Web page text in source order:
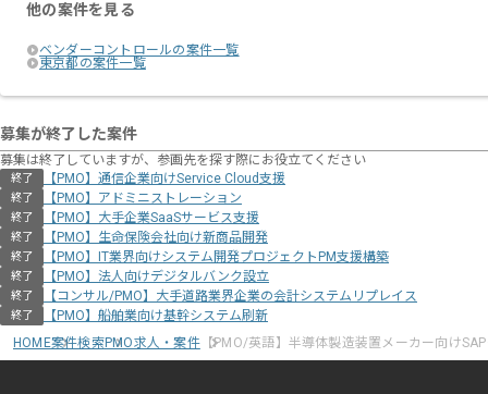
他の案件を見る
ベンダーコントロールの案件一覧
東京都の案件一覧
募集が終了した案件
募集は終了していますが、参画先を探す際にお役立てください
終了 【PMO】通信企業向けService Cloud支援
終了 【PMO】アドミニストレーション
終了 【PMO】大手企業SaaSサービス支援
終了 【PMO】生命保険会社向け新商品開発
終了 【PMO】IT業界向けシステム開発プロジェクトPM支援構築
終了 【PMO】法人向けデジタルバンク設立
終了 【コンサル/PMO】大手道路業界企業の会計システムリプレイス
終了
【PMO】船舶業向け基幹システム刷新
HOME案件検索PMO求人・案件【PMO/英語】半導体製造装置メーカー向け